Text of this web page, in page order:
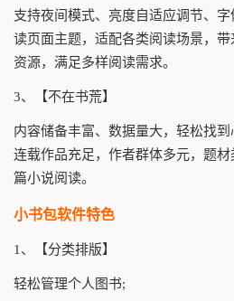
支持夜间模式、亮度自适应调节、
读页面主题，适配各类阅读场景，
资源，满足多样阅读需求。
3、【不在书荒】
内容储备丰富、数据量大，轻松找
连载作品充足，作者群体多元，题
篇小说阅读。
小书包软件特色
1、【分类排版】
轻松管理个人图书;